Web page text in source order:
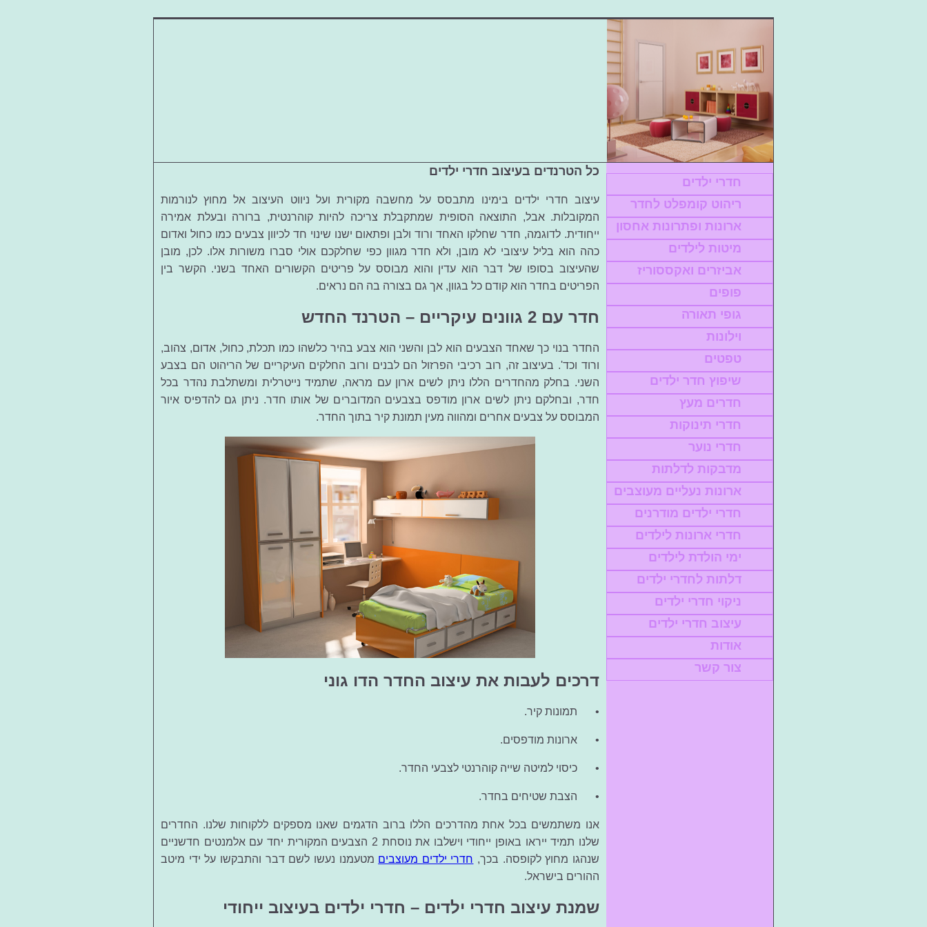
חדרי ילדים
ריהוט קומפלט לחדר
ארונות ופתרונות אחסון
מיטות לילדים
אביזרים ואקססוריז
פופים
גופי תאורה
וילונות
טפטים
שיפוץ חדר ילדים
חדרים מעץ
חדרי תינוקות
חדרי נוער
מדבקות לדלתות
ארונות נעליים מעוצבים
חדרי ילדים מודרנים
חדרי ארונות לילדים
ימי הולדת לילדים
דלתות לחדרי ילדים
ניקוי חדרי ילדים
עיצוב חדרי ילדים
אודות
צור קשר
כל הטרנדים בעיצוב חדרי ילדים
עיצוב חדרי ילדים בימינו מתבסס על מחשבה מקורית ועל ניווט העיצוב אל מחוץ לנורמות
המקובלות. אבל, התוצאה הסופית שמתקבלת צריכה להיות קוהרנטית, ברורה ובעלת אמירה
ייחודית. לדוגמה, חדר שחלקו האחד ורוד ולבן ופתאום ישנו שינוי חד לכיוון צבעים כמו כחול ואדום
כהה הוא בליל עיצובי לא מובן, ולא חדר מגוון כפי שחלקכם אולי סברו משורות אלו. לכן, מובן
שהעיצוב בסופו של דבר הוא עדין והוא מבוסס על פריטים הקשורים האחד בשני. הקשר בין
הפריטים בחדר הוא קודם כל בגוון, אך גם בצורה בה הם נראים.
חדר עם 2 גוונים עיקריים – הטרנד החדש
החדר בנוי כך שאחד הצבעים הוא לבן והשני הוא צבע בהיר כלשהו כמו תכלת, כחול, אדום, צהוב,
ורוד וכד'. בעיצוב זה, רוב רכיבי הפרזול הם לבנים ורוב החלקים העיקריים של הריהוט הם בצבע
השני. בחלק מהחדרים הללו ניתן לשים ארון עם מראה, שתמיד נייטרלית ומשתלבת נהדר בכל
חדר, ובחלקם ניתן לשים ארון מודפס בצבעים המדוברים של אותו חדר. ניתן גם להדפיס איור
המבוסס על צבעים אחרים ומהווה מעין תמונת קיר בתוך החדר.
דרכים לעבות את עיצוב החדר הדו גוני
• תמונות קיר.
• ארונות מודפסים.
• כיסוי למיטה שייה קוהרנטי לצבעי החדר.
• הצבת שטיחים בחדר.
אנו משתמשים בכל אחת מהדרכים הללו ברוב הדגמים שאנו מספקים ללקוחות שלנו. החדרים
שלנו תמיד ייראו באופן ייחודי וישלבו את נוסחת 2 הצבעים המקורית יחד עם אלמנטים חדשניים
שנהגו מחוץ לקופסה. בכך, חדרי ילדים מעוצבים מטעמנו נעשו לשם דבר והתבקשו על ידי מיטב
ההורים בישראל.
שמנת עיצוב חדרי ילדים – חדרי ילדים בעיצוב ייחודי